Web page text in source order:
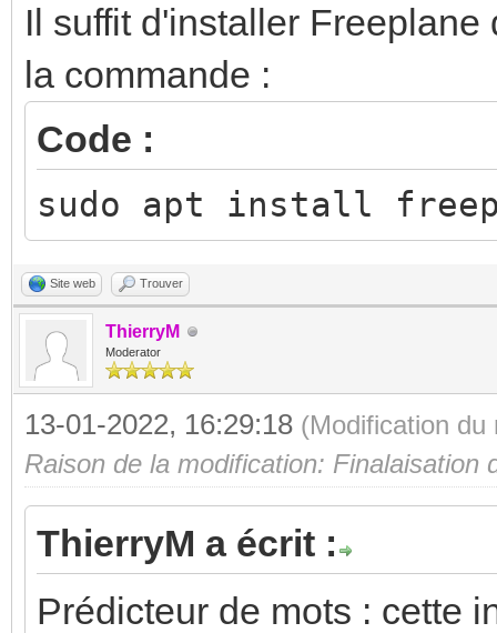
Il suffit d'installer
la commande :
Code :
sudo apt install
Site web Trouver
ThierryM
Moderator
13-01-2022, 16:29:18 (Modification
Raison de la modification:
ThierryM a écrit :
Prédicteur de mots : cette